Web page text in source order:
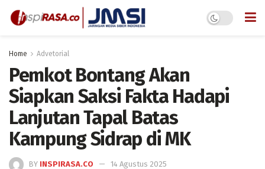
Home Advetorial
Pemkot Bontang Akan
Siapkan Saksi Fakta Hadapi
Lanjutan Tapal Batas
Kampung Sidrap di MK
BY INSPIRASA.CO 14 Agustus 2025